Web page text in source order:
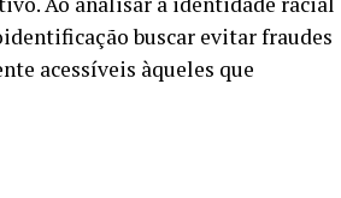
buscar evitar fraudes
acessíveis àqueles que